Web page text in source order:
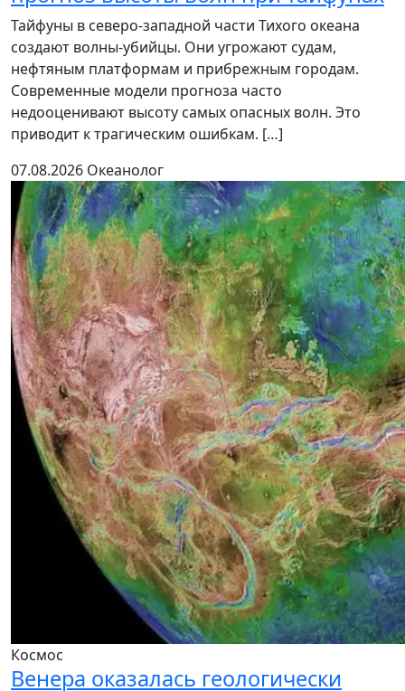
Тайфуны в северо-западной части Тихого океана
создают волны-убийцы. Они угрожают судам,
нефтяным платформам и прибрежным городам.
Современные модели прогноза часто
недооценивают высоту самых опасных волн. Это
приводит к трагическим ошибкам. […]
07.08.2026 Океанолог
Космос
Венера оказалась геологически